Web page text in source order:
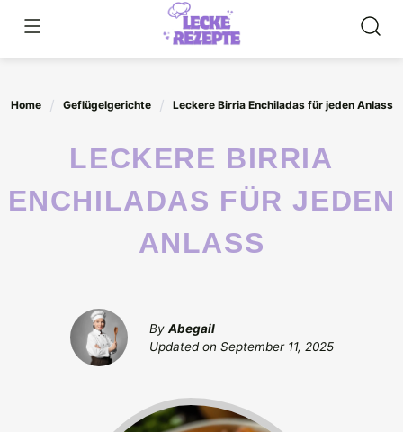
content
Home Geflügelgerichte Leckere Birria Enchiladas für jeden Anlass
LECKERE BIRRIA
ENCHILADAS FÜR JEDEN
ANLASS
By Abegail
Updated on September 11, 2025